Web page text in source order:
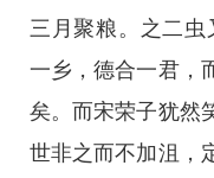
三月聚粮。之二虫
一乡，德合一君，
矣。而宋荣子犹然
世非之而不加沮，